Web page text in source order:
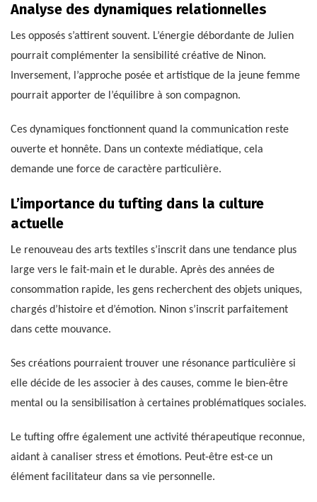
Analyse des dynamiques relationnelles
Les opposés s’attirent souvent. L’énergie débordante de Julien
pourrait complémenter la sensibilité créative de Ninon.
Inversement, l’approche posée et artistique de la jeune femme
pourrait apporter de l’équilibre à son compagnon.
Ces dynamiques fonctionnent quand la communication reste
ouverte et honnête. Dans un contexte médiatique, cela
demande une force de caractère particulière.
L’importance du tufting dans la culture
actuelle
Le renouveau des arts textiles s’inscrit dans une tendance plus
large vers le fait-main et le durable. Après des années de
consommation rapide, les gens recherchent des objets uniques,
chargés d’histoire et d’émotion. Ninon s’inscrit parfaitement
dans cette mouvance.
Ses créations pourraient trouver une résonance particulière si
elle décide de les associer à des causes, comme le bien-être
mental ou la sensibilisation à certaines problématiques sociales.
Le tufting offre également une activité thérapeutique reconnue,
aidant à canaliser stress et émotions. Peut-être est-ce un
élément facilitateur dans sa vie personnelle.